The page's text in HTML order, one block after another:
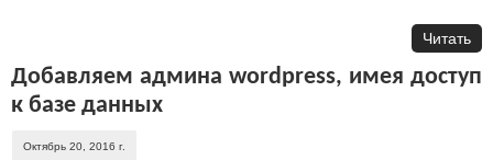
Читать
Добавляем админа wordpress, имея доступ
к базе данных
Октябрь 20, 2016 г.